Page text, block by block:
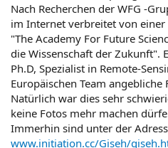
Nach Recherchen der WFG -
im Internet verbreitet von
"The Academy For Future
die Wissenschaft der Zukunft".
Ph.D, Spezialist in Remote-
Europäischen Team
Natürlich war dies sehr
keine Fotos mehr machen
Immerhin sind unter der
www.initiation.cc/Giseh/